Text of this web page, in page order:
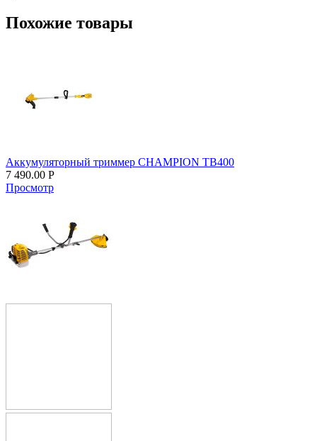
Похожие товары
Аккумуляторный триммер CHAMPION TB400
7 490.00 Р
Просмотр